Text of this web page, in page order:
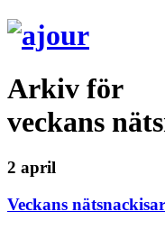
Arkiv för
veckans
2 april
Veckans nätsnackisar